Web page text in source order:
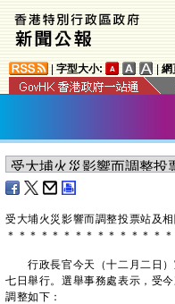
字型大小: 網
受大埔火災影響而調整投票站及
＊ ＊ ＊ ＊ ＊ ＊ ＊ ＊ ＊ ＊ ＊ ＊ ＊ ＊ ＊
行政長官今天（十二月二日）
七日舉行。選舉事務處表示，受
調整如下：